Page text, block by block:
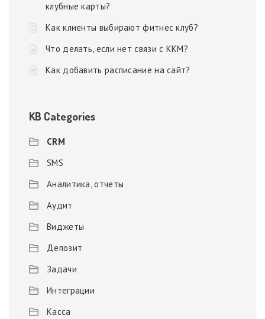
клубные карты?
Как клиенты выбирают фитнес клуб?
Что делать, если нет связи с ККМ?
Как добавить расписание на сайт?
KB Categories
CRM
SMS
Аналитика, отчеты
Аудит
Виджеты
Депозит
Задачи
Интеграции
Касса